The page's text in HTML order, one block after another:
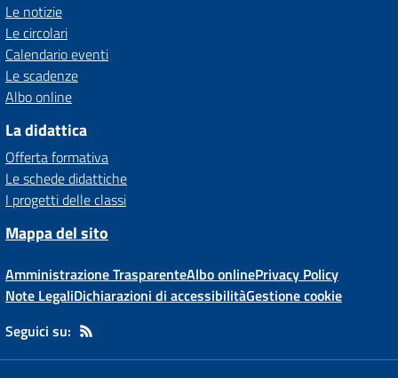
Le notizie
Le circolari
Calendario eventi
Le scadenze
Albo online
La didattica
Offerta formativa
Le schede didattiche
I progetti delle classi
Mappa del sito
Amministrazione TrasparenteAlbo onlinePrivacy Policy
Note LegaliDichiarazioni di accessibilitàGestione cookie
Seguici su: